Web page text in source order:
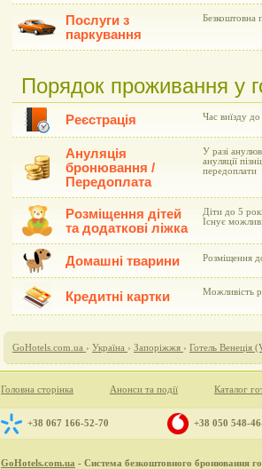
Послуги з
паркування
Безкоштовна
Порядок проживання у
Реєстрація Час виїзду
Ануляція
бронювання /
Передоплата
У разі
ануляції
передоплати
Розміщення дітей
та додаткові ліжка
Діти до 5
Існує
Домашні тварини Розміщення
Кредитні картки Можливість
GoHotels.com.ua › Україна › Запоріжжя › Готель Венеція
Головна сторінка Анонси та події Каталог
+38 067 166-52-70 +38 050 548-
GoHotels.com.ua - Система безкоштовного бронювання